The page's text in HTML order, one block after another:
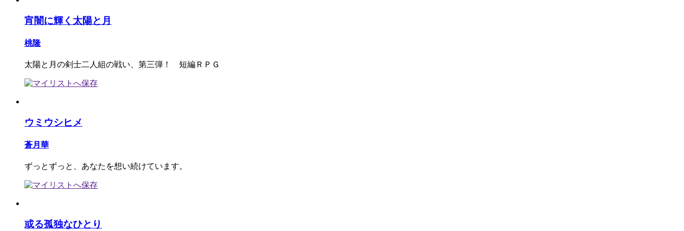
宵闇に輝く太陽と月
桃隆
太陽と月の剣士二人組の戦い、第三弾！ 短編ＲＰＧ
ウミウシヒメ
蒼月華
ずっとずっと、あなたを想い続けています。
或る孤独なひとり